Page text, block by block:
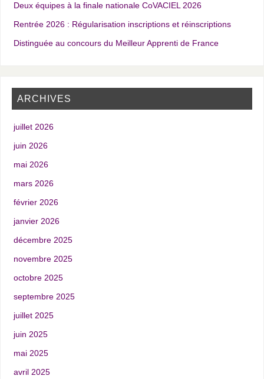
Deux équipes à la finale nationale CoVACIEL 2026
Rentrée 2026 : Régularisation inscriptions et réinscriptions
Distinguée au concours du Meilleur Apprenti de France
ARCHIVES
juillet 2026
juin 2026
mai 2026
mars 2026
février 2026
janvier 2026
décembre 2025
novembre 2025
octobre 2025
septembre 2025
juillet 2025
juin 2025
mai 2025
avril 2025